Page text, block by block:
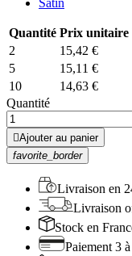
Quantité Prix unitaire
2
15,42 €
5
15,11 €
10
14,63 €
Quantité
Ajouter au panier
favorite_border
Livraison en
Livraison
Stock en
Paiement 3